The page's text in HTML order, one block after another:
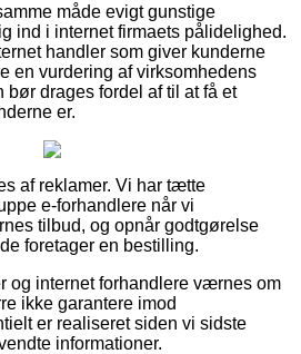
måde evigt gunstige
ind i internet firmaets pålidelighed.
handler som giver kunderne
en vurdering af virksomhedens
drages fordel af til at få et
er.
af reklamer. Vi har tætte
e-forhandlere når vi
tilbud, og opnår godtgørelse
foretager en bestilling.
og internet forhandlere værnes om
ikke garantere imod
er realiseret siden vi sidste
informationer.